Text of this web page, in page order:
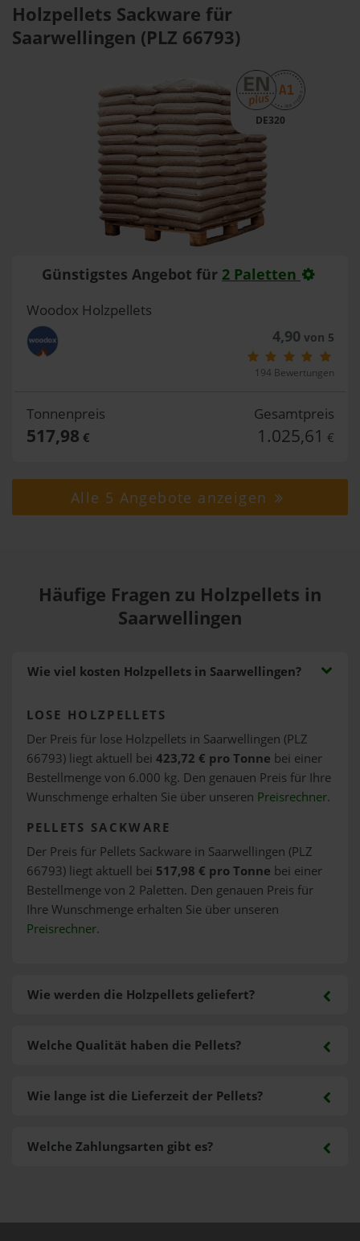
Holzpellets Sackware für
Saarwellingen (PLZ 66793)
DE320
Günstigstes Angebot für 2 Paletten
Woodox Holzpellets
4,90 von 5
194 Bewertungen
Tonnenpreis
517,98 €
Gesamtpreis
1.025,61 €
Alle 5 Angebote anzeigen
Häufige Fragen zu Holzpellets in
Saarwellingen
Wie viel kosten Holzpellets in Saarwellingen?
LOSE HOLZPELLETS
Der Preis für lose Holzpellets in Saarwellingen (PLZ
66793) liegt aktuell bei 423,72 € pro Tonne bei einer
Bestellmenge von 6.000 kg. Den genauen Preis für Ihre
Wunschmenge erhalten Sie über unseren Preisrechner.
PELLETS SACKWARE
Der Preis für Pellets Sackware in Saarwellingen (PLZ
66793) liegt aktuell bei 517,98 € pro Tonne bei einer
Bestellmenge von 2 Paletten. Den genauen Preis für
Ihre Wunschmenge erhalten Sie über unseren
Preisrechner.
Wie werden die Holzpellets geliefert?
Welche Zahlungsarten gibt es?
Welche Qualität haben die Pellets?
Wie lange ist die Lieferzeit der Pellets?